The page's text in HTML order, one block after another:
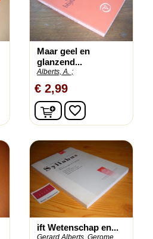
Maar geel en
glanzend...
Alberts, A. ;
€ 2,99
In winkelwagen
favorite_border
ift Wetenschap en...
Gerard Alberts, Gerome